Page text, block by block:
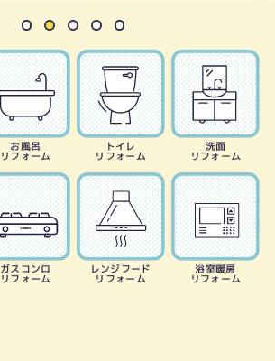
お風呂
リフォーム
トイレ
リフォーム
洗面
リフォーム
ガスコンロ
リフォーム
レンジフード
リフォーム
浴室暖房
リフォーム